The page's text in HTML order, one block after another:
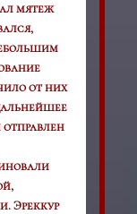
мятеж
от них
Эреккур